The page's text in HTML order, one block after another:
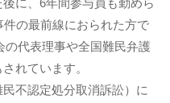
に、6年間参与員も勤めら
の最前線におられた方で
代表理事や全国難民弁護
れています。
不認定処分取消訴訟）に